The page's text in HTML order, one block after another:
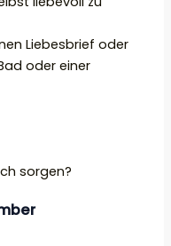
Liebesbrief oder
oder einer
sorgen?